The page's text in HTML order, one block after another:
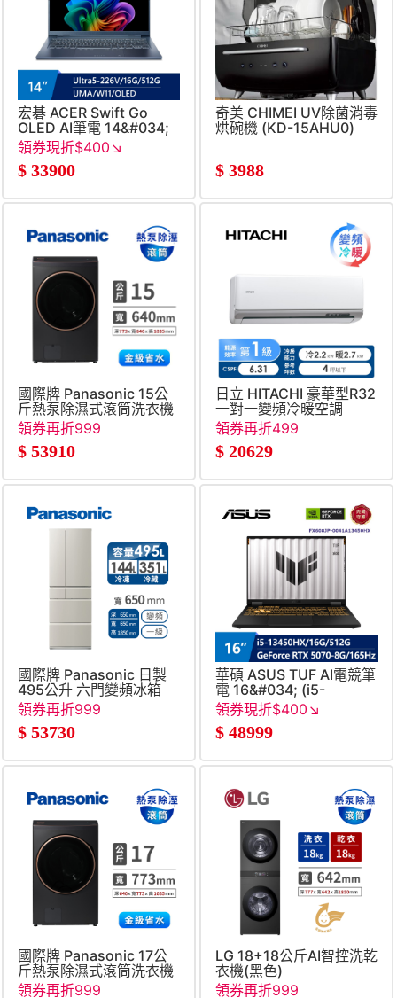
宏碁 ACER Swift Go
OLED AI筆電 14&#034;
(Intel Core Ultra5-
226V&#47;16G&#47;512G&#47;UMA&#47;W11)
領券現折$400↘
$ 33900
奇美 CHIMEI UV除菌消毒
烘碗機 (KD-15AHU0)
$ 3988
國際牌 Panasonic 15公
斤熱泵除濕式滾筒洗衣機
領券再折999
$ 53910
日立 HITACHI 豪華型R32
一對一變頻冷暖空調
領券再折499
$ 20629
國際牌 Panasonic 日製
495公升 六門變頻冰箱
領券再折999
$ 53730
華碩 ASUS TUF AI電競筆
電 16&#034; (i5-
RTX 5070-
8G&#47;W11)
領券現折$400↘
$ 48999
國際牌 Panasonic 17公
斤熱泵除濕式滾筒洗衣機
領券再折999
LG 18+18公斤AI智控洗乾
衣機(黑色)
領券再折999